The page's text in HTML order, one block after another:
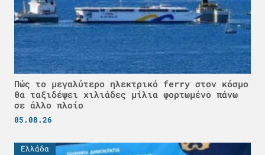
Πώς το μεγαλύτερο ηλεκτρικό ferry στον κόσμο
θα ταξιδέψει χιλιάδες μίλια φορτωμένο πάνω
σε άλλο πλοίο
05.08.26
Ελλάδα